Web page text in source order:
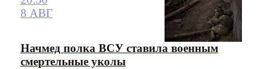
8 АВГ
Начмед полка ВСУ ставила военным
смертельные уколы